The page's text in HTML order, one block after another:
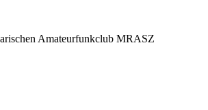
Amateurfunkclub MRASZ